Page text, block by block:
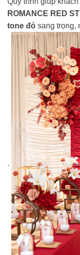
ROMANCE RED
tone đỏ sang trọng,
.